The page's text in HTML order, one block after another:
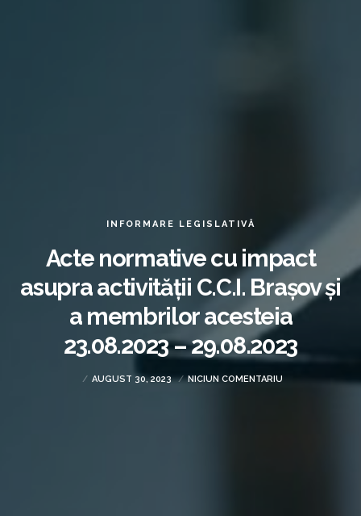
INFORMARE LEGISLATIVĂ
Acte normative cu impact
asupra activității C.C.I. Brașov și
a membrilor acesteia
23.08.2023 – 29.08.2023
AUGUST 30, 2023 NICIUN COMENTARIU